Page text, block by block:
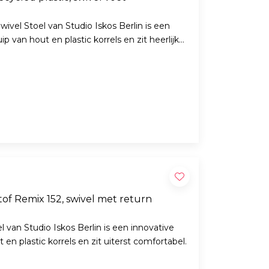
Stoel van Studio Iskos Berlin is een
van hout en plastic korrels en zit heerlijk
Remix 152, swivel met return
van Studio Iskos Berlin is een innovative
plastic korrels en zit uiterst comfortabel.